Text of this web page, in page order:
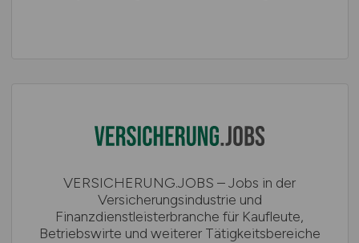
VERSICHERUNG.JOBS – Jobs in der
Versicherungsindustrie und
Finanzdienstleisterbranche für Kaufleute,
Betriebswirte und weiterer Tätigkeitsbereiche